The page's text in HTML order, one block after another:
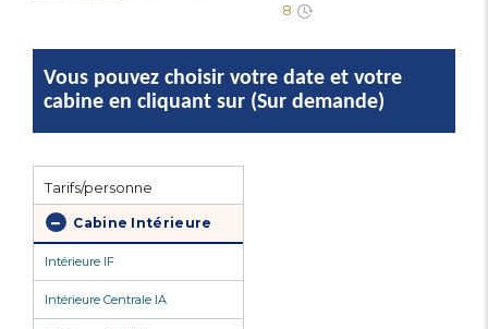
8
Vous pouvez choisir votre date et votre
cabine en cliquant sur (Sur demande)
Tarifs/personne
Cabine Intérieure
Intérieure IF
Intérieure Centrale IA